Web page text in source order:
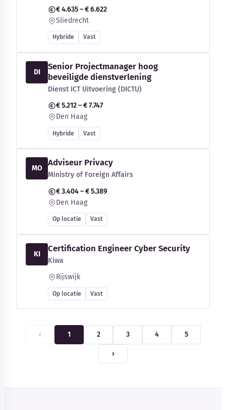
€ 4.635 – € 6.622
Sliedrecht
Hybride Vast
DI
Senior Projectmanager hoog
beveiligde dienstverlening
Dienst ICT Uitvoering (DICTU)
€ 5.212 – € 7.747
Den Haag
Hybride Vast
MO
Adviseur Privacy
Ministry of Foreign Affairs
€ 3.404 – € 5.389
Den Haag
Op locatie Vast
KI
Certification Engineer Cyber Security
Kiwa
Rijswijk
Op locatie Vast
‹ 1 2 3 4 5
›